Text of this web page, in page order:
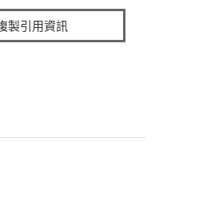
製引用資訊